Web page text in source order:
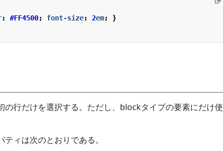
: #FF4500; font-size: 2em;
}
の行だけを選択する。ただし、blockタイプの要素にだけ使
ィは次のとおりである。